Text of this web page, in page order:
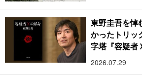
東野圭吾を悼
かったトリッ
字塔『容疑者
2026.07.29